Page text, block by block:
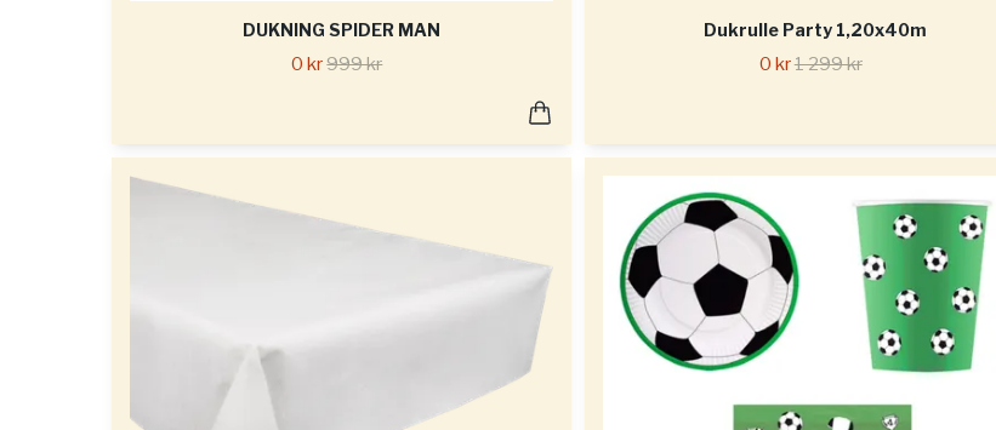
DUKNING SPIDER MAN
0 kr999 kr
Dukrulle Party 1,20x40m
0 kr1 299 kr